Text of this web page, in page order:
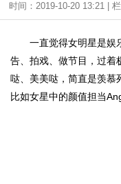
时间：2019-10-20 13:21 | 栏
一直觉得女明星是娱
告、拍戏、做节目，过着
哒、美美哒，简直是羡慕
比如女星中的颜值担当